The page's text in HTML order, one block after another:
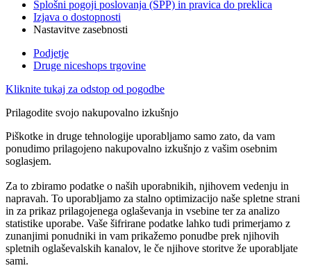
Splošni pogoji poslovanja (SPP) in pravica do preklica
Izjava o dostopnosti
Nastavitve zasebnosti
Podjetje
Druge niceshops trgovine
Kliknite tukaj za odstop od pogodbe
Prilagodite svojo nakupovalno izkušnjo
Piškotke in druge tehnologije uporabljamo samo zato, da vam
ponudimo prilagojeno nakupovalno izkušnjo z vašim osebnim
soglasjem.
Za to zbiramo podatke o naših uporabnikih, njihovem vedenju in
napravah. To uporabljamo za stalno optimizacijo naše spletne strani
in za prikaz prilagojenega oglaševanja in vsebine ter za analizo
statistike uporabe. Vaše šifrirane podatke lahko tudi primerjamo z
zunanjimi ponudniki in vam prikažemo ponudbe prek njihovih
spletnih oglaševalskih kanalov, le če njihove storitve že uporabljate
sami.